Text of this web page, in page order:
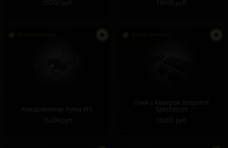
25000 руб
18500 руб
Квадрокоптер Syma W3
15299 руб
Очки с камерой Snapchat
Spectacles
15000 руб